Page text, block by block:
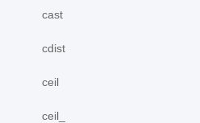
cast
cdist
ceil
ceil_